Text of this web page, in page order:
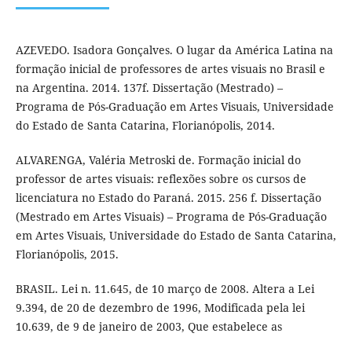
AZEVEDO. Isadora Gonçalves. O lugar da América Latina na
formação inicial de professores de artes visuais no Brasil e
na Argentina. 2014. 137f. Dissertação (Mestrado) –
Programa de Pós-Graduação em Artes Visuais, Universidade
do Estado de Santa Catarina, Florianópolis, 2014.
ALVARENGA, Valéria Metroski de. Formação inicial do
professor de artes visuais: reflexões sobre os cursos de
licenciatura no Estado do Paraná. 2015. 256 f. Dissertação
(Mestrado em Artes Visuais) – Programa de Pós-Graduação
em Artes Visuais, Universidade do Estado de Santa Catarina,
Florianópolis, 2015.
BRASIL. Lei n. 11.645, de 10 março de 2008. Altera a Lei
9.394, de 20 de dezembro de 1996, Modificada pela lei
10.639, de 9 de janeiro de 2003, Que estabelece as